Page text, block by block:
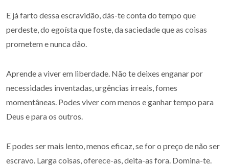
E já farto dessa escravidão, dás-te conta do tempo que
perdeste, do egoísta que foste, da saciedade que as coisas
prometem e nunca dão.
Aprende a viver em liberdade. Não te deixes enganar por
necessidades inventadas, urgências irreais, fomes
momentâneas. Podes viver com menos e ganhar tempo para
Deus e para os outros.
E podes ser mais lento, menos eficaz, se for o preço de não ser
escravo. Larga coisas, oferece-as, deita-as fora. Domina-te.